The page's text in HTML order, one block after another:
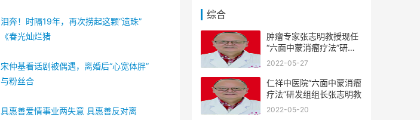
泪奔！时隔19年，再次捞起这颗“遗珠”
《春光灿烂猪
宋仲基看话剧被偶遇，离婚后“心宽体胖”
与粉丝合
具惠善爱情事业两失意 具惠善反对离
综合
肿瘤专家张志明教授现任
“六面中蒙消瘤疗法”研发
组
2022-05-27
仁祥中医院“六面中蒙消瘤
疗法”研发组组长张志明教
2022-05-20